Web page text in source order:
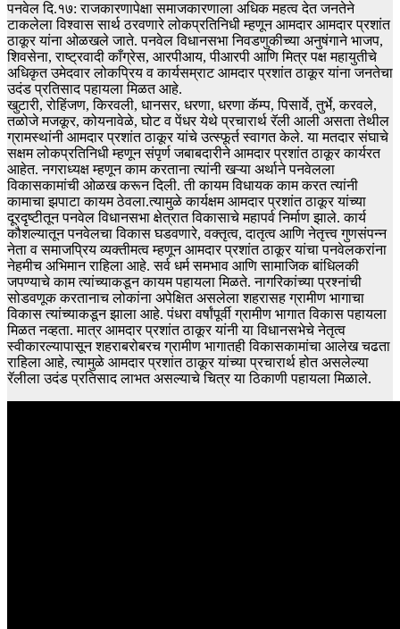
पनवेल दि.१७: राजकारणापेक्षा समाजकारणाला अधिक महत्व देत जनतेने
टाकलेला विश्वास सार्थ ठरवणारे लोकप्रतिनिधी म्हणून आमदार आमदार प्रशांत
ठाकूर यांना ओळखले जाते. पनवेल विधानसभा निवडणुकीच्या अनुषंगाने भाजप,
शिवसेना, राष्ट्रवादी काँग्रेस, आरपीआय, पीआरपी आणि मित्र पक्ष महायुतीचे
अधिकृत उमेदवार लोकप्रिय व कार्यसम्राट आमदार प्रशांत ठाकूर यांना जनतेचा
उदंड प्रतिसाद पहायला मिळत आहे.
खुटारी, रोहिंजण, किरवली, धानसर, धरणा, धरणा कॅम्प, पिसार्वे, तुर्भे, करवले,
तळोजे मजकूर, कोयनावेळे, घोट व पेंधर येथे प्रचारार्थ रॅली आली असता तेथील
ग्रामस्थांनी आमदार प्रशांत ठाकूर यांचे उत्स्फूर्त स्वागत केले. या मतदार संघाचे
सक्षम लोकप्रतिनिधी म्हणून संपृर्ण जबाबदारीने आमदार प्रशांत ठाकूर कार्यरत
आहेत. नगराध्यक्ष म्हणून काम करताना त्यांनी खऱ्या अर्थाने पनवेलला
विकासकामांची ओळख करून दिली. ती कायम विधायक काम करत त्यांनी
कामाचा झपाटा कायम ठेवला.त्यामुळे कार्यक्षम आमदार प्रशांत ठाकूर यांच्या
दूरदृष्टीतून पनवेल विधानसभा क्षेत्रात विकासाचे महापर्व निर्माण झाले. कार्य
कौशल्यातून पनवेलचा विकास घडवणारे, वक्तृत्व, दातृत्व आणि नेतृत्त्व गुणसंपन्न
नेता व समाजप्रिय व्यक्तीमत्व म्हणून आमदार प्रशांत ठाकूर यांचा पनवेलकरांना
नेहमीच अभिमान राहिला आहे. सर्व धर्म समभाव आणि सामाजिक बांधिलकी
जपण्याचे काम त्यांच्याकडून कायम पहायला मिळते. नागरिकांच्या प्रश्नांची
सोडवणूक करतानाच लोकांना अपेक्षित असलेला शहरासह ग्रामीण भागाचा
विकास त्यांच्याकडून झाला आहे. पंधरा वर्षांपूर्वी ग्रामीण भागात विकास पहायला
मिळत नव्हता. मात्र आमदार प्रशांत ठाकूर यांनी या विधानसभेचे नेतृत्व
स्वीकारल्यापासून शहराबरोबरच ग्रामीण भागातही विकासकामांचा आलेख चढता
राहिला आहे, त्यामुळे आमदार प्रशांत ठाकूर यांच्या प्रचारार्थ होत असलेल्या
रॅलीला उदंड प्रतिसाद लाभत असल्याचे चित्र या ठिकाणी पहायला मिळाले.